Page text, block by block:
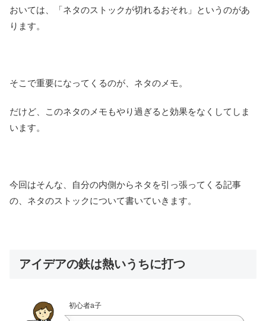
おいては、「ネタのストックが切れるおそれ」というのがあ
ります。
そこで重要になってくるのが、ネタのメモ。
だけど、このネタのメモもやり過ぎると効果をなくしてしま
います。
今回はそんな、自分の内側からネタを引っ張ってくる記事
の、ネタのストックについて書いていきます。
アイデアの鉄は熱いうちに打つ
初心者a子